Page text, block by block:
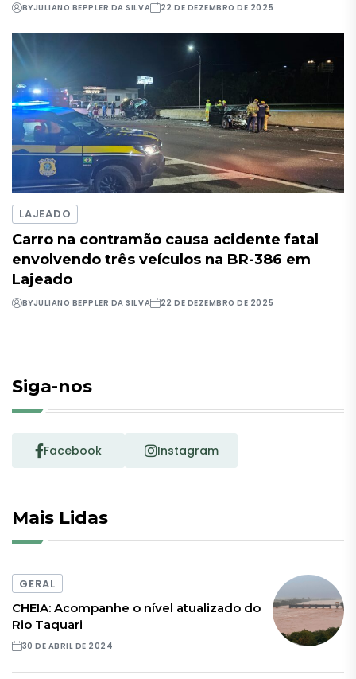
BYJULIANO BEPPLER DA SILVA 22 DE DEZEMBRO DE 2025
LAJEADO
Carro na contramão causa acidente fatal
envolvendo três veículos na BR-386 em
Lajeado
BYJULIANO BEPPLER DA SILVA 22 DE DEZEMBRO DE 2025
Siga-nos
Facebook Instagram
Mais Lidas
GERAL
CHEIA: Acompanhe o nível atualizado do
Rio Taquari
30 DE ABRIL DE 2024